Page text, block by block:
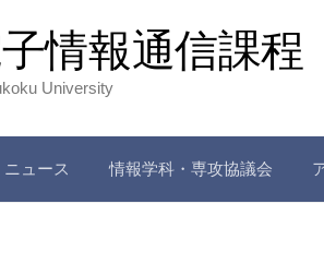
情報通信課程
University
ニュース 情報学科・専攻協議会